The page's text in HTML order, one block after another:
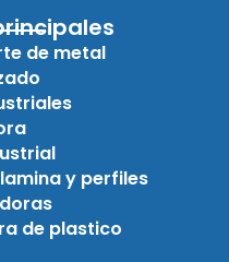
de metal
y perfiles
de plastico